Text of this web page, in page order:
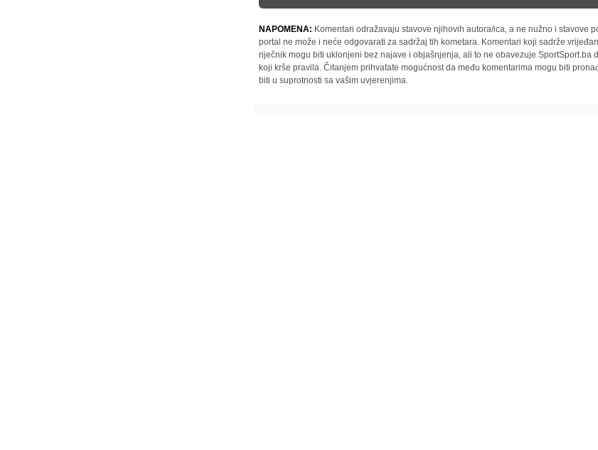
NAPOMENA: Komentari odražavaju stavove njihovih autora/ica, a ne nužno i stavove
portal ne može i neće odgovarati za sadržaj tih kometara. Komentari koji sadrže
riječnik mogu biti uklonjeni bez najave i objašnjenja, ali to ne obavezuje SportSport.ba
koji krše pravila. Čitanjem prihvatate mogućnost da među komentarima mogu biti
biti u suprotnosti sa vašim uvjerenjima.